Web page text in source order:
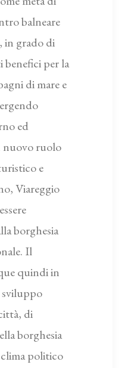
balneare
in grado di
benefici per la
di mare e
ed
nuovo ruolo
e
Viareggio
borghesia
Il
quindi in
di
borghesia
politico